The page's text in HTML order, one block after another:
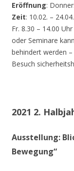
Eröffnung:
Zeit: 10.02. –
Fr. 8.30 – 14.00
oder Seminare
behindert werden
Besuch
2021 2.
Ausstellung:
Bewegung“